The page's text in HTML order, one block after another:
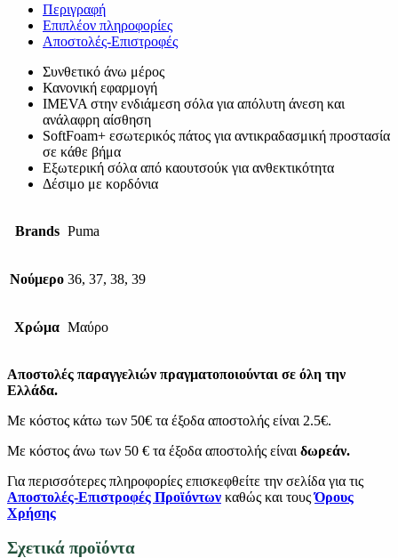
Περιγραφή
Επιπλέον πληροφορίες
Αποστολές-Επιστροφές
Συνθετικό άνω μέρος
Κανονική εφαρμογή
IMEVA στην ενδιάμεση σόλα για απόλυτη άνεση και
ανάλαφρη αίσθηση
SoftFoam+ εσωτερικός πάτος για αντικραδασμική προστασία
σε κάθε βήμα
Εξωτερική σόλα από καουτσούκ για ανθεκτικότητα
Δέσιμο με κορδόνια
Brands Puma
Νούμερο 36, 37, 38, 39
Χρώμα Μαύρο
Αποστολές παραγγελιών πραγματοποιούνται σε όλη την
Ελλάδα.
Με κόστος κάτω των 50€ τα έξοδα αποστολής είναι 2.5€.
Με κόστος άνω των 50 € τα έξοδα αποστολής είναι δωρεάν.
Για περισσότερες πληροφορίες επισκεφθείτε την σελίδα για τις
Αποστολές-Επιστροφές Προϊόντων καθώς και τουςΌρους
Χρήσης
Σχετικά προϊόντα